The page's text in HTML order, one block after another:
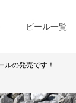
ビール一覧
ルの発売です！